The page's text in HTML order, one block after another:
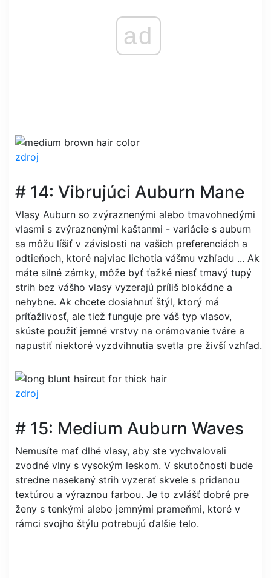
ad
zdroj
# 14: Vibrujúci Auburn Mane
Vlasy Auburn so zvýraznenými alebo tmavohnedými
vlasmi s zvýraznenými kaštanmi - variácie s auburn
sa môžu líšiť v závislosti na vašich preferenciách a
odtieňoch, ktoré najviac lichotia vášmu vzhľadu ... Ak
máte silné zámky, môže byť ťažké niesť tmavý tupý
strih bez vášho vlasy vyzerajú príliš blokádne a
nehybne. Ak chcete dosiahnuť štýl, ktorý má
príťažlivosť, ale tiež funguje pre váš typ vlasov,
skúste použiť jemné vrstvy na orámovanie tváre a
napustiť niektoré vyzdvihnutia svetla pre živší vzhľad.
zdroj
# 15: Medium Auburn Waves
Nemusíte mať dlhé vlasy, aby ste vychvalovali
zvodné vlny s vysokým leskom. V skutočnosti bude
stredne nasekaný strih vyzerať skvele s pridanou
textúrou a výraznou farbou. Je to zvlášť dobré pre
ženy s tenkými alebo jemnými prameňmi, ktoré v
rámci svojho štýlu potrebujú ďalšie telo.